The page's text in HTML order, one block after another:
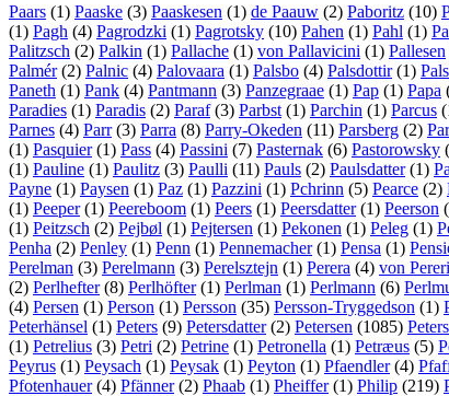
Paars (1) Paaske (3) Paaskesen (1) de Paauw (2) Paboritz (10)
(1) Pagh (4) Pagrodzki (1) Pagrotsky (10) Pahen (1) Pahl (1)
Palitzsch (2) Palkin (1) Pallache (1) von Pallavicini (1) Pallesen
Palmér(2) Palnic (4) Palovaara (1) Palsbo (4) Palsdottir(1)
Paneth (1) Pank (4) Pantmann (3) Panzegraae (1) Pap (1) Papa
Paradies (1) Paradis (2) Paraf(3) Parbst (1) Parchin (1) Parcus
Parnes (4) Parr(3) Parra (8) Parry-Okeden (11) Parsberg (2)
(1) Pasquier(1) Pass (4) Passini (7) Pasternak (6) Pastorowsky
(1) Pauline (1) Paulitz (3) Paulli (11) Pauls (2) Paulsdatter(1)
Payne (1) Paysen (1) Paz (1) Pazzini (1) Pchrinn (5) Pearce (2)
(1) Peeper(1) Peereboom (1) Peers (1) Peersdatter(1) Peerson
(1) Peitzsch (2) Pejbøl (1) Pejtersen (1) Pekonen (1) Peleg (1)
Penha (2) Penley (1) Penn (1) Pennemacher(1) Pensa (1)
Perelman (3) Perelmann (3) Perelsztejn (1) Perera (4) von
(2) Perlhefter(8) Perlhöfter(1) Perlman (1) Perlmann (6)
(4) Persen (1) Person (1) Persson (35) Persson-Tryggedson (1)
Peterhänsel (1) Peters (9) Petersdatter(2) Petersen (1085)
(1) Petrelius (3) Petri (2) Petrine (1) Petronella (1) Petræus (5)
Peyrus (1) Peysach (1) Peysak (1) Peyton (1) Pfaendler(4)
Pfotenhauer(4) Pfänner(2) Phaab (1) Pheiffer(1) Philip (219)